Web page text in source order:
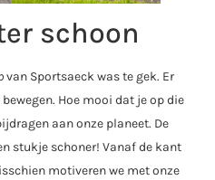
schoon
van Sportsaeck was te gek. Er
Hoe mooi dat je op die
aan onze planeet. De
stukje schoner! Vanaf de kant
motiveren we met onze